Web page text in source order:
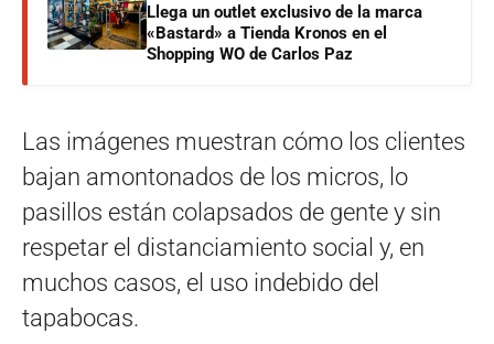
Llega un outlet exclusivo de la marca
«Bastard» a Tienda Kronos en el
Shopping WO de Carlos Paz
Las imágenes muestran cómo los clientes
bajan amontonados de los micros, lo
pasillos están colapsados de gente y sin
respetar el distanciamiento social y, en
muchos casos, el uso indebido del
tapabocas.